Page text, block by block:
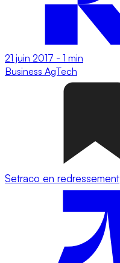
21 juin 2017 - 1 min
Business AgTech
Setraco en redressement